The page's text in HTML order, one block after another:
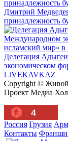
Дмитрий
принадлежность
Делегация
экономическом
LIVEKAVKAZ
Copyright © Живой
Проект Медиа
4
Россия Грузия
Контакты